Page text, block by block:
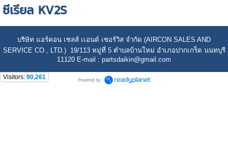
ซีเรียล KV2S
บริษัท แอร์คอน เซลส์ เเอนด์ เซอร์วิส จำกัด (AIRCON SALES AND
SERVICE CO., LTD.) 19/113 หมู่ที่ 5 ตำบลบ้านใหม่ อำเภอปากเกร็ด นนทบุรี
11120 E-mail : partsdaikin@gmail.com
Visitors: 90,261